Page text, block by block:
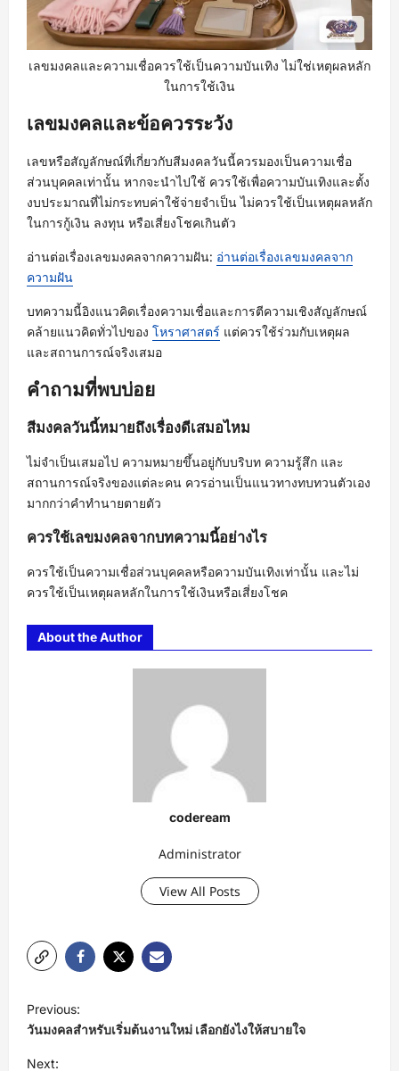
เลขมงคลและความเชื่อควรใช้เป็นความบันเทิง ไม่ใช่เหตุผลหลัก
ในการใช้เงิน
เลขมงคลและข้อควรระวัง
เลขหรือสัญลักษณ์ที่เกี่ยวกับสีมงคลวันนี้ควรมองเป็นความเชื่อ
ส่วนบุคคลเท่านั้น หากจะนำไปใช้ ควรใช้เพื่อความบันเทิงและตั้ง
งบประมาณที่ไม่กระทบค่าใช้จ่ายจำเป็น ไม่ควรใช้เป็นเหตุผลหลัก
ในการกู้เงิน ลงทุน หรือเสี่ยงโชคเกินตัว
อ่านต่อเรื่องเลขมงคลจากความฝัน: อ่านต่อเรื่องเลขมงคลจาก
ความฝัน
บทความนี้อิงแนวคิดเรื่องความเชื่อและการตีความเชิงสัญลักษณ์
คล้ายแนวคิดทั่วไปของ โหราศาสตร์ แต่ควรใช้ร่วมกับเหตุผล
และสถานการณ์จริงเสมอ
คำถามที่พบบ่อย
สีมงคลวันนี้หมายถึงเรื่องดีเสมอไหม
ไม่จำเป็นเสมอไป ความหมายขึ้นอยู่กับบริบท ความรู้สึก และ
สถานการณ์จริงของแต่ละคน ควรอ่านเป็นแนวทางทบทวนตัวเอง
มากกว่าคำทำนายตายตัว
ควรใช้เลขมงคลจากบทความนี้อย่างไร
ควรใช้เป็นความเชื่อส่วนบุคคลหรือความบันเทิงเท่านั้น และไม่
ควรใช้เป็นเหตุผลหลักในการใช้เงินหรือเสี่ยงโชค
About the Author
codeream
Administrator
View All Posts
P
o
s
Previous:
วันมงคลสำหรับเริ่มต้นงานใหม่ เลือกยังไงให้สบายใจ
Next: